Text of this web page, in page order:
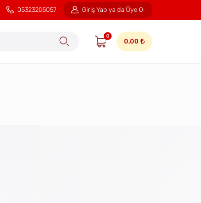
05323205057 Giriş Yap ya da Üye Ol
0
0,00